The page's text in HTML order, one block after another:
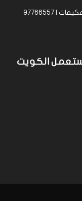
| 97766557
الكويت